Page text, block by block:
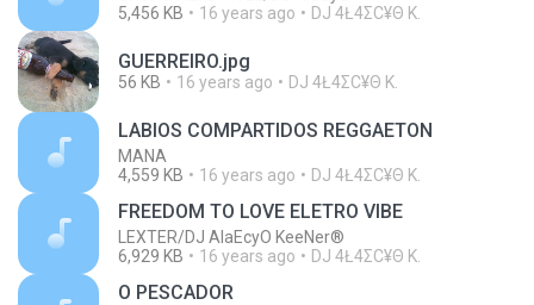
5,456 KB
16 years ago DJ 4Ł4ΣС¥Θ K.
GUERREIRO.jpg
56 KB 16 years ago DJ 4Ł4ΣС¥Θ K.
LABIOS COMPARTIDOS REGGAETON
MANA
4,559 KB
16 years ago DJ 4Ł4ΣС¥Θ K.
FREEDOM TO LOVE ELETRO VIBE
LEXTER/DJ AlaEcyO KeeNer®
6,929 KB
16 years ago DJ 4Ł4ΣС¥Θ K.
O PESCADOR